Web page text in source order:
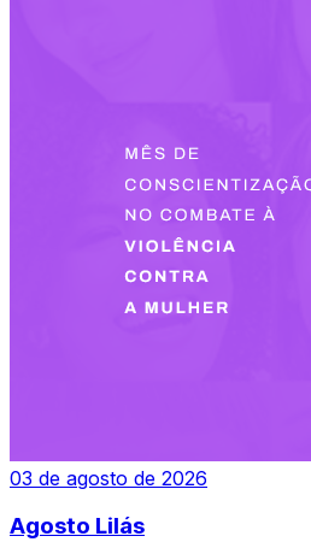
03 de agosto de 2026
Agosto Lilás